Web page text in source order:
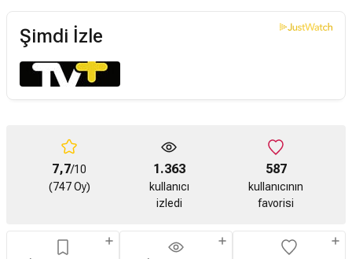
Şimdi İzle
7,7/10
(747 Oy)
1.363
kullanıcı
izledi
587
kullanıcının
favorisi